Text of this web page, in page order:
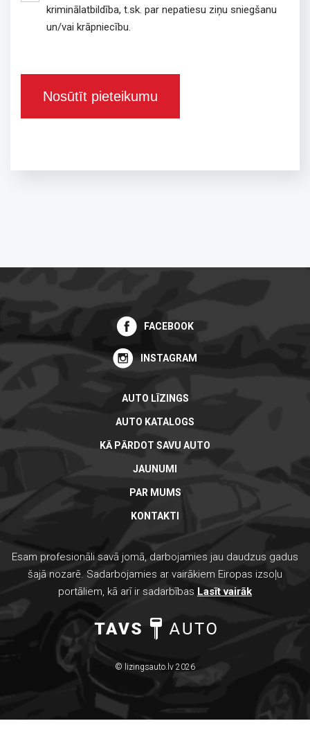
kriminālatbildība, t.sk. par nepatiesu ziņu sniegšanu
un/vai krāpniecību.
Esam profesionāli savā jomā, darbojamies jau daudzus gadus
šajā nozarē. Sadarbojamies ar vairākiem Eiropas izsoļu
portāliem, kā arī ir sadarbības Lasīt vairāk
© lizingsauto.lv 2026
AUTO LĪZINGS
AUTO KATALOGS
KĀ PĀRDOT SAVU AUTO
JAUNUMI
PAR MUMS
KONTAKTI
FACEBOOK
INSTAGRAM